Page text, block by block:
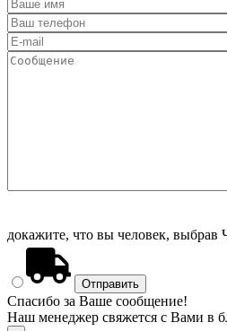
докажите, что вы человек, выбрав
Спасибо за Ваше сообщение!
Наш менеджер свяжется с Вами в